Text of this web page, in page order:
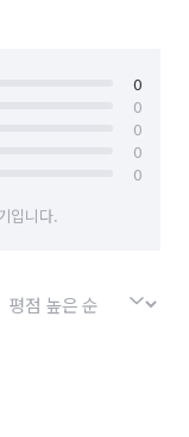
0
0
0
0
0
입니다.